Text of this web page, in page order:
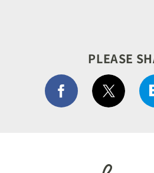
PLEASE
Facebook シェ